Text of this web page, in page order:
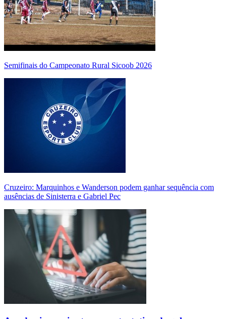
Semifinais do Campeonato Rural Sicoob 2026
Cruzeiro: Marquinhos e Wanderson podem ganhar sequência com
ausências de Sinisterra e Gabriel Pec